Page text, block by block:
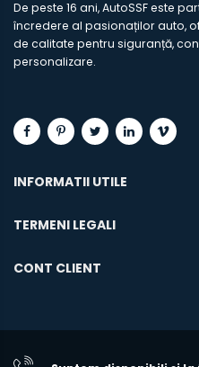
De peste 16 ani, AutoSSF este
încredere al pasionaților auto,
de calitate pentru siguranță,
personalizare.
INFORMATII UTILE
TERMENI LEGALI
CONT CLIENT